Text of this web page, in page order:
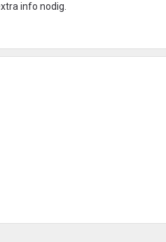
info nodig.